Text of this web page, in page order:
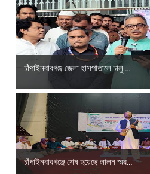
চাঁপাইনবাবগঞ্জ জেলা হাসপাতালে চালু ...
চাঁপাইনবাবগঞ্জে শেষ হয়েছে লালন স্মর...